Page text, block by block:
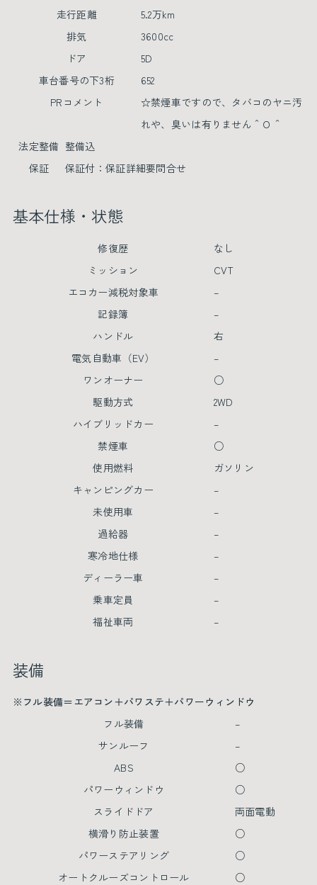
走行距離
5.2万km
排気
3600cc
ドア
5D
車台番号の下3桁
652
PRコメント
☆禁煙車ですので、タバコのヤニ汚
れや、臭いは有りません＾Ｏ＾
法定整備 整備込
保証
保証付：保証詳細要問合せ
基本仕様・状態
修復歴
なし
ミッション
CVT
エコカー減税対象車
–
記録簿
–
ハンドル
右
電気自動車（EV）
–
ワンオーナー
○
駆動方式
2WD
ハイブリッドカー
–
禁煙車
○
使用燃料
ガソリン
キャンピングカー
–
未使用車
–
過給器
–
寒冷地仕様
–
ディーラー車
–
乗車定員
–
福祉車両
–
装備
※フル装備＝エアコン＋パワステ＋パワーウィンドウ
フル装備
–
サンルーフ
–
ABS
○
パワーウィンドウ
○
スライドドア
両面電動
横滑り防止装置
○
パワーステアリング
○
オートクルーズコントロール
○